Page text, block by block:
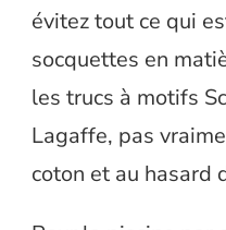
évitez tout ce qui
socquettes en
les trucs à motifs
Lagaffe, pas
coton et au hasard